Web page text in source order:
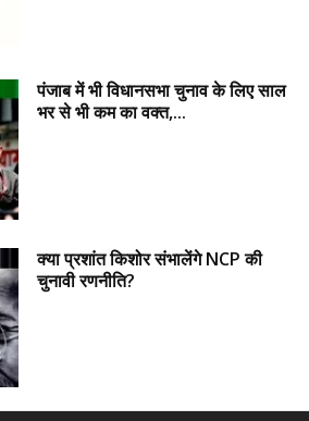
पंजाब में भी विधानसभा चुनाव के लिए साल
भर से भी कम का वक्त,...
क्या प्रशांत किशोर संभालेंगे NCP की
चुनावी रणनीति?